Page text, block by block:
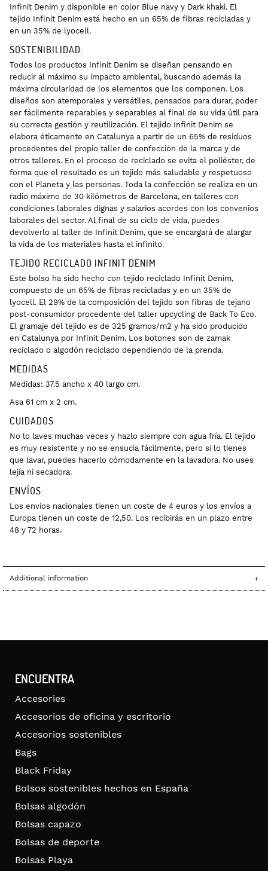
Infinit Denim y disponible en color Blue navy y Dark khaki. El
tejido Infinit Denim está hecho en un 65% de fibras recicladas y
en un 35% de lyocell.
SOSTENIBILIDAD:
Todos los productos Infinit Denim se diseñan pensando en
reducir al máximo su impacto ambiental, buscando además la
máxima circularidad de los elementos que los componen. Los
diseños son atemporales y versátiles, pensados para durar, poder
ser fácilmente reparables y separables al final de su vida útil para
su correcta gestión y reutilización. El tejido Infinit Denim se
elabora éticamente en Catalunya a partir de un 65% de residuos
procedentes del propio taller de confección de la marca y de
otros talleres. En el proceso de reciclado se evita el poliéster, de
forma que el resultado es un tejido más saludable y respetuoso
con el Planeta y las personas. Toda la confección se realiza en un
radio máximo de 30 kilómetros de Barcelona, en talleres con
condiciones laborales dignas y salarios acordes con los convenios
laborales del sector. Al final de su ciclo de vida, puedes
devolverlo al taller de Infinit Denim, que se encargará de alargar
la vida de los materiales hasta el infinito.
TEJIDO RECICLADO INFINIT DENIM
Este bolso ha sido hecho con tejido reciclado Infinit Denim,
compuesto de un 65% de fibras recicladas y en un 35% de
lyocell. El 29% de la composición del tejido son fibras de tejano
post-consumidor procedente del taller upcycling de Back To Eco.
El gramaje del tejido es de 325 gramos/m2 y ha sido producido
en Catalunya por Infinit Denim. Los botones son de zamak
reciclado o algodón reciclado dependiendo de la prenda.
MEDIDAS
Medidas: 37.5 ancho x 40 largo cm.
Asa 61 cm x 2 cm.
CUIDADOS
No lo laves muchas veces y hazlo siempre con agua fría. El tejido
es muy resistente y no se ensucia fácilmente, pero si lo tienes
que lavar, puedes hacerlo cómodamente en la lavadora. No uses
lejía ni secadora.
ENVÍOS:
Los envíos nacionales tienen un coste de 4 euros y los envíos a
Europa tienen un coste de 12,50. Los recibirás en un plazo entre
48 y 72 horas.
Additional information
ENCUENTRA
Accesories
Accesorios de oficina y escritorio
Accesorios sostenibles
Bags
Black Friday
Bolsos sostenibles hechos en España
Bolsas algodón
Bolsas capazo
Bolsas de deporte
Bolsas Playa